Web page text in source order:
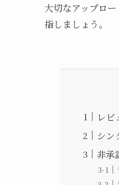
大切なアップロ
指しましょう。
レ
シン
非承